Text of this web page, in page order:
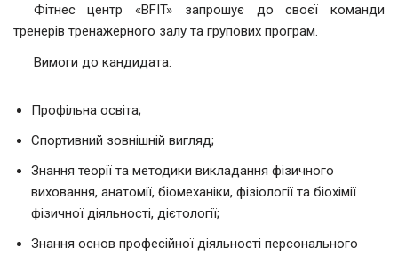
Фітнес центр «BFIT» запрошує до своєї команди
тренерів тренажерного залу та групових програм.
Вимоги до кандидата:
Профільна освіта;
Спортивний зовнішній вигляд;
Знання теорії та методики викладання фізичного
виховання, анатомії, біомеханіки, фізіології та біохімії
фізичної діяльності, дієтології;
Знання основ професійної діяльності персонального